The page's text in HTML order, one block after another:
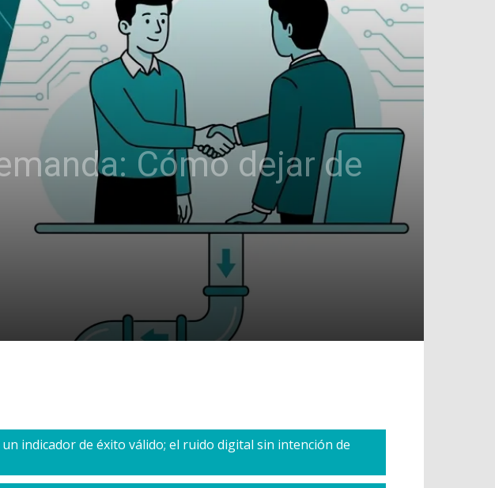
Cómo dejar de
un indicador de éxito válido; el ruido digital sin intención de